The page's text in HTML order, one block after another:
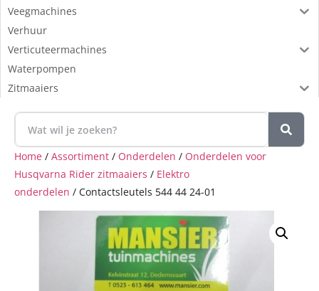
Veegmachines
Verhuur
Verticuteermachines
Waterpompen
Zitmaaiers
Home / Assortiment / Onderdelen / Onderdelen voor
Husqvarna Rider zitmaaiers / Elektro
onderdelen / Contactsleutels 544 44 24-01